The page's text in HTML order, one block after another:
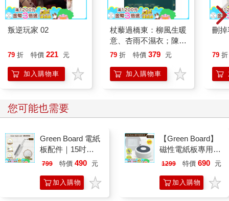
小冰箱常備一兩瓶牛奶，自己有時喝一點補充營養，有時胖卡家
貓小福也會愛嬌地想喝，然而餵貓咪喝牛奶並非好主意。
阿昌沒等她說完，就倒了一杯鮮奶給小孩喝。
小孩的媽媽又驚又喜，要付錢才發現錢包放在車上。但車子停得
很遠，若過去又再走回來，恐怕小孩根本承受不住。
阿昌相當開心，「哈哈，你還是第一個問的。很簡單啊，就是你
拿一個什麼東西來換都可以。」
上剛撿來的一枚貝殼說。
「當然可以。重點是你覺得這杯牛奶的價值是什麼。只要你願意
給的，我一定收。但只要給了，就不能反悔。」
小孩喝完牛奶的表情很滿足，閉起了眼睛，熟甜地進入夢鄉。
媽媽從小孩手裡拿起貝殼，小孩全身的毛細孔在此時都張了開
來，扭動身體就是驚天動地的一陣大哭。
「可是決定給了就是要給。願意給的，我一定收。」阿昌這樣說
的時候，我突然覺得一陣從未感受到的涼意。
「所以你真的要那枚貝殼？不顧那小孩此刻又哭鬧？這樣你不但
叛逆玩家 02
79 折 特價 221 元
加入購物車
杖藜過橋東：柳風生暖
意、杏雨不濕衣；陳亮
恭談以心轉境的適齡漫
79 折 特價 379 元
加入購物車
刪
79 折
您可能也需要
Green Board 電紙
板配件｜15吋
ECO專用 三合一
板 替換筆 板擦
799 特價 490 元
加入購物
車
【Green Board】
磁性電紙板專用 -
二合一圓形速擦激
專利設計
1299 特價 690 元
加入購物
車